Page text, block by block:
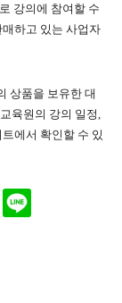
강의에 참여할 수
하고 있는 사업자
상품을 보유한 대
육원의 강의 일정,
에서 확인할 수 있